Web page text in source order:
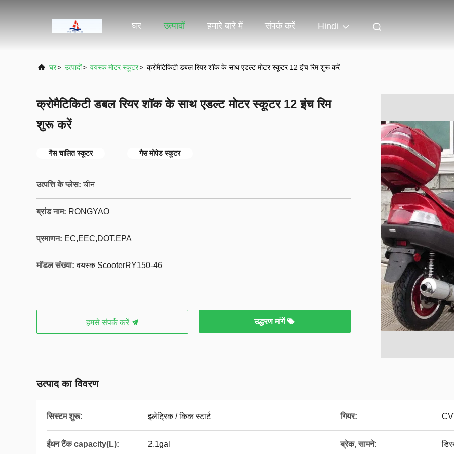
घर उत्पादों हमारे बारे में संपर्क करें Hindi
घर> उत्पादों> वयस्क मोटर स्कूटर> क्रोमैटिकिटी डबल रियर शॉक के साथ एडल्ट मोटर स्कूटर 12 इंच रिम शुरू करें
क्रोमैटिकिटी डबल रियर शॉक के साथ एडल्ट मोटर स्कूटर 12 इंच रिम
शुरू करें
गैस चालित स्कूटर गैस मोपेड स्कूटर
उत्पत्ति के प्लेस: चीन
ब्रांड नाम: RONGYAO
प्रमाणन: EC,EEC,DOT,EPA
मॉडल संख्या: वयस्क ScooterRY150-46
हमसे संपर्क करें उद्धरण मांगें
उत्पाद का विवरण
सिस्टम शुरू: इलेट्रिक / किक स्टार्ट गियर:
ईंधन टैंक capacity(L): 2.1gal ब्रेक, सामने: